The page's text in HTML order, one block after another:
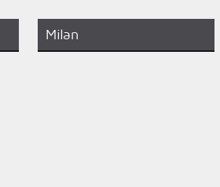
Milan